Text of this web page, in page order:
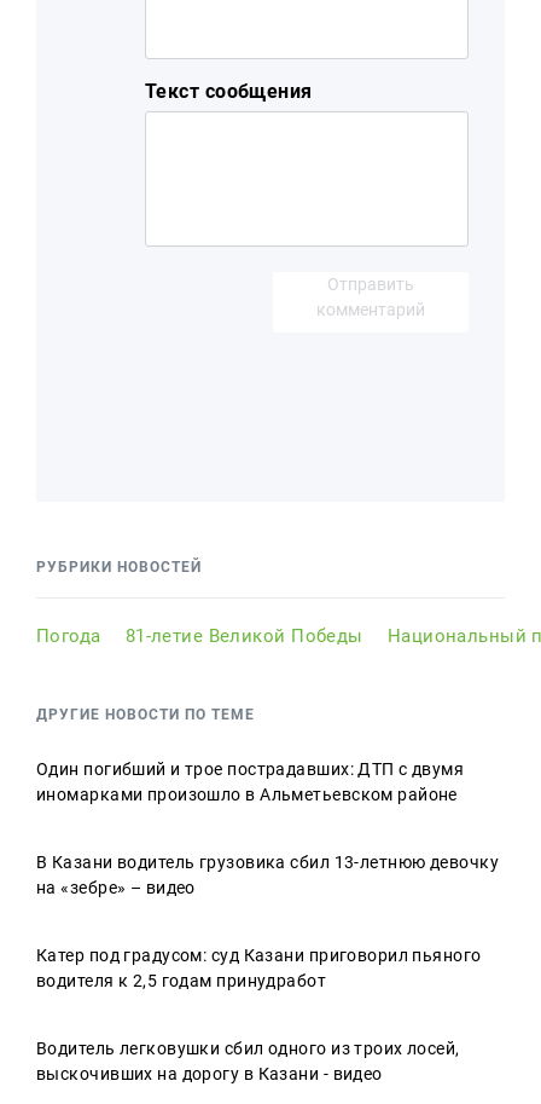
Текст сообщения
Отправить
комментарий
РУБРИКИ НОВОСТЕЙ
Погода 81-летие Великой Победы Национальный
ДРУГИЕ НОВОСТИ ПО ТЕМЕ
Один погибший и трое пострадавших: ДТП с двумя
иномарками произошло в Альметьевском районе
В Казани водитель грузовика сбил 13-летнюю девочку
на «зебре» – видео
Катер под градусом: суд Казани приговорил пьяного
водителя к 2,5 годам принудработ
Водитель легковушки сбил одного из троих лосей,
выскочивших на дорогу в Казани - видео